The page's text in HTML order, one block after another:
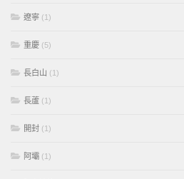
遼寧 (1)
重慶 (5)
長白山 (1)
長蘆 (1)
開封 (1)
阿壩 (1)